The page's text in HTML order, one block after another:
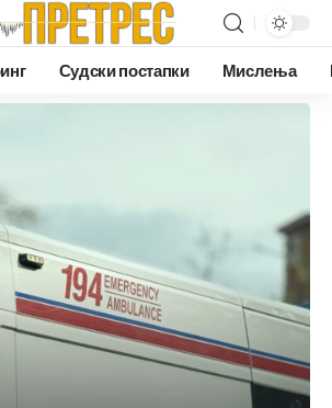
Судски постапки Мислења